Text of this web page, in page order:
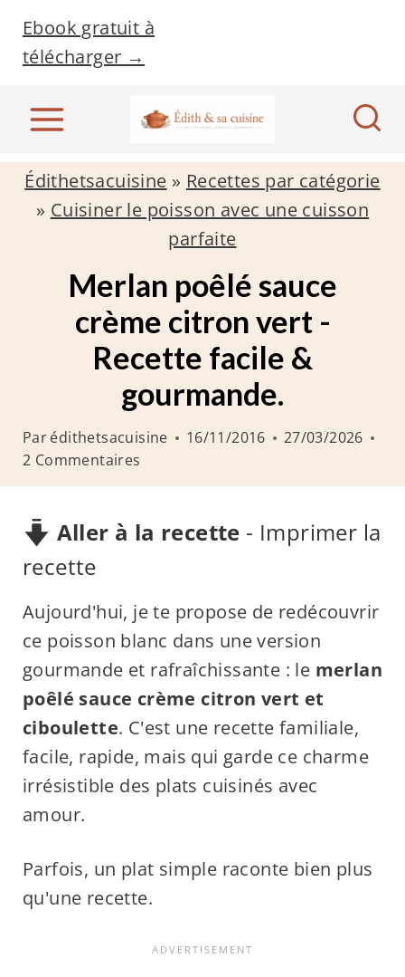
a
Ebook gratuit à
télécharger →
Édithetsacuisine » Recettes par catégorie
» Cuisiner le poisson avec une cuisson
parfaite
Merlan poêlé sauce
crème citron vert -
Recette facile &
gourmande.
Parédithetsacuisine 16/11/2016
27/03/2026
2 Commentaires
Aller à la recette - Imprimer la
recette
Aujourd'hui, je te propose de redécouvrir
ce poisson blanc dans une version
gourmande et rafraîchissante : le merlan
poêlé sauce crème citron vert et
ciboulette. C'est une recette familiale,
facile, rapide, mais qui garde ce charme
irrésistible des plats cuisinés avec
amour.
Parfois, un plat simple raconte bien plus
qu'une recette.